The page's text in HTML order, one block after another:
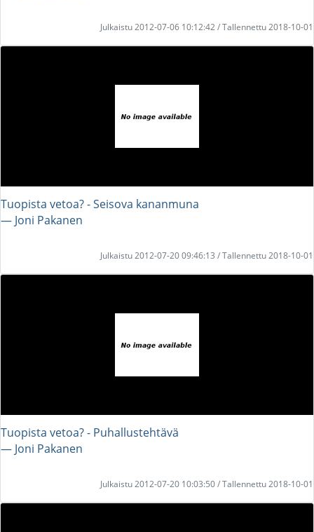
Julkaistu 2012-07-06 10:12:42 / Tallennettu 2018-10-01
Tuopista vetoa? - Seisova kananmuna
― Joni Pakanen
Julkaistu 2012-07-20 09:46:13 / Tallennettu 2018-10-01
Tuopista vetoa? - Puhallustehtävä
― Joni Pakanen
Julkaistu 2012-07-20 10:03:50 / Tallennettu 2018-10-01